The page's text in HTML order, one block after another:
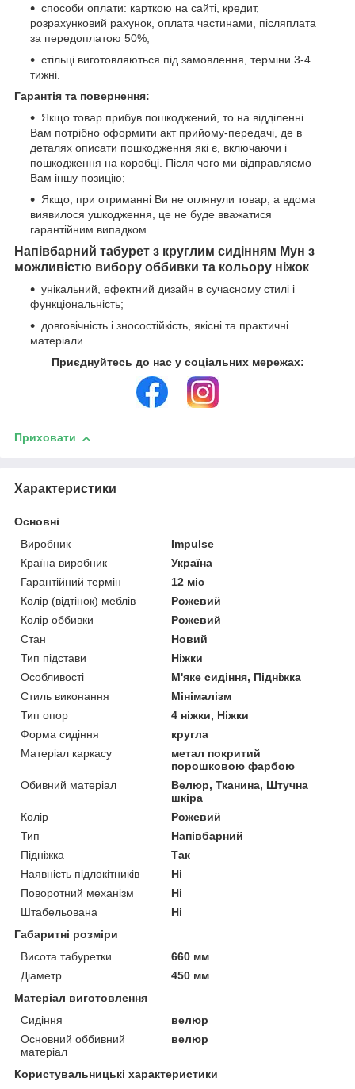
способи оплати: карткою на сайті, кредит,
розрахунковий рахунок, оплата частинами, післяплата
за передоплатою 50%;
стільці виготовляються під замовлення, терміни 3-4
тижні.
Гарантія та повернення:
Якщо товар прибув пошкоджений, то на відділенні
Вам потрібно оформити акт прийому-передачі, де в
деталях описати пошкодження які є, включаючи і
пошкодження на коробці. Після чого ми відправляємо
Вам іншу позицію;
Якщо, при отриманні Ви не оглянули товар, а вдома
виявилося ушкодження, це не буде вважатися
гарантійним випадком.
Напівбарний табурет з круглим сидінням Мун з
можливістю вибору оббивки та кольору ніжок
унікальний, ефектний дизайн в сучасному стилі і
функціональність;
довговічність і зносостійкість, якісні та практичні
матеріали.
Приєднуйтесь до нас у соціальних мережах:
Приховати
Характеристики
Основні
Виробник
Impulse
Країна виробник
Україна
Гарантійний термін
12 міс
Колір (відтінок) меблів
Рожевий
Колір оббивки
Рожевий
Стан
Новий
Тип підстави
Ніжки
Особливості
М'яке сидіння, Підніжка
Стиль виконання
Мінімалізм
Тип опор
4 ніжки, Ніжки
Форма сидіння
кругла
Матеріал каркасу
метал покритий
порошковою фарбою
Обивний матеріал
Велюр, Тканина, Штучна
шкіра
Колір
Рожевий
Тип
Напівбарний
Підніжка
Так
Наявність підлокітників
Ні
Поворотний механізм
Ні
Штабельована
Ні
Габаритні розміри
Висота табуретки
660 мм
Діаметр
450 мм
Матеріал виготовлення
Сидіння
велюр
Основний оббивний
матеріал
велюр
Користувальницькі характеристики